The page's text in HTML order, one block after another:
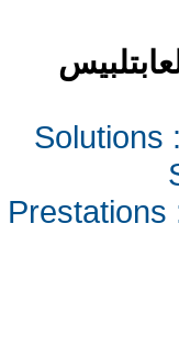
Solutions :
Prestations